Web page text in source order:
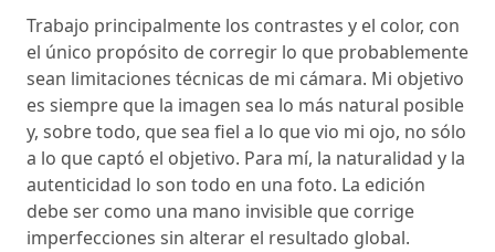
Trabajo principalmente los contrastes y el color, con
el único propósito de corregir lo que probablemente
sean limitaciones técnicas de mi cámara. Mi objetivo
es siempre que la imagen sea lo más natural posible
y, sobre todo, que sea fiel a lo que vio mi ojo, no sólo
a lo que captó el objetivo. Para mí, la naturalidad y la
autenticidad lo son todo en una foto. La edición
debe ser como una mano invisible que corrige
imperfecciones sin alterar el resultado global.